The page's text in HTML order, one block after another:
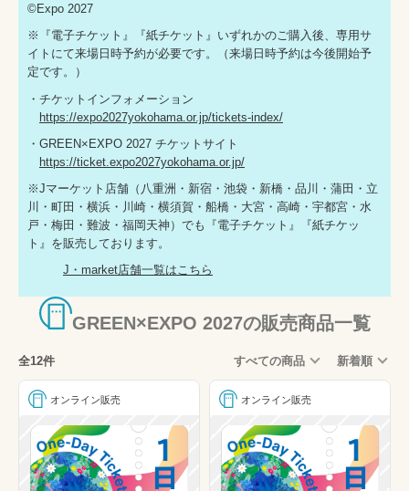
©Expo 2027
※『電子チケット』『紙チケット』いずれかのご購入後、専用サ
イトにて来場日時予約が必要です。（来場日時予約は今後開始予
定です。）
・チケットインフォメーション
https://expo2027yokohama.or.jp/tickets-index/
・GREEN×EXPO 2027 チケットサイト
https://ticket.expo2027yokohama.or.jp/
※Jマーケット店舗（八重洲・新宿・池袋・新橋・品川・蒲田・立
川・町田・横浜・川崎・横須賀・船橋・大宮・高崎・宇都宮・水
戸・梅田・難波・福岡天神）でも『電子チケット』『紙チケッ
ト』を販売しております。
J・market店舗一覧はこちら
GREEN×EXPO 2027の販売商品一覧
全12件 すべての商品 新着順
オンライン販売 オンライン販売